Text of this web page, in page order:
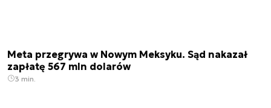
Meta przegrywa w Nowym Meksyku. Sąd nakazał
zapłatę 567 mln dolarów
3 min.